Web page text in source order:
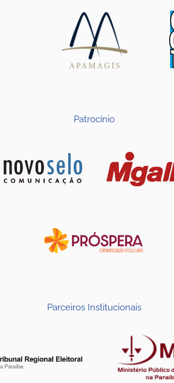
Patrocínio
Parceiros Institucionais